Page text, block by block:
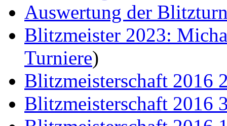
Auswertung der
Blitzmeister 2023:
Turniere)
Blitzmeisterschaft 2016
Blitzmeisterschaft 2016